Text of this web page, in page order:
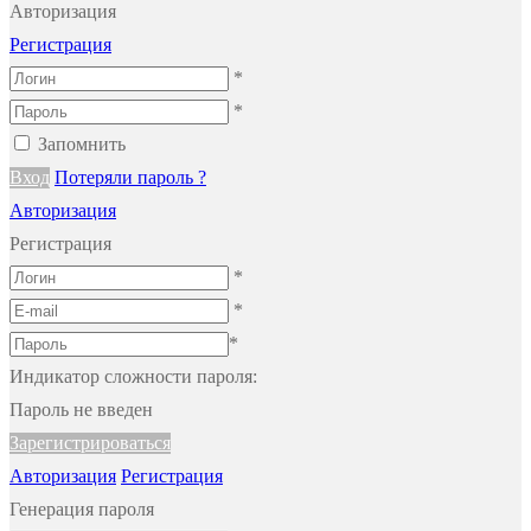
Авторизация
Регистрация
*
*
Запомнить
Вход Потеряли пароль ?
Авторизация
Регистрация
*
*
*
Индикатор сложности пароля:
Пароль не введен
Зарегистрироваться
Авторизация Регистрация
Генерация пароля